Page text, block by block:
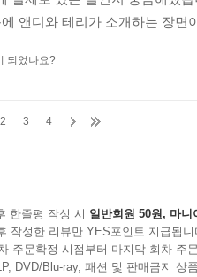
앤디와 테리가 소개하는 장
되었나요?
2 3 4
한줄평 작성 시 일반회원 50원, 마니
작성한 리뷰만 YES포인트 지급됩니
주문확정 시점부터 마지막 회차 주
DVD/Blu-ray, 패션 및 판매금지 상